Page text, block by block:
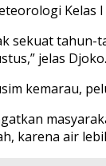
Kelas
sekuat
jelas Djoko.
kemarau,
karena air